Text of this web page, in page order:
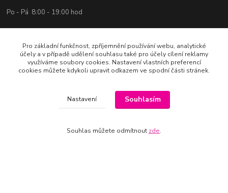
Po - Pá 8:00 - 19:00 hod
Provozovatel
Pro základní funkčnost, zpříjemnění používání webu, analytické
účely a v případě udělení souhlasu také pro účely cílení reklamy
využíváme soubory cookies. Nastavení vlastních preferencí
cookies můžete kdykoli upravit odkazem ve spodní části stránek.
Nastavení Souhlasím
Souhlas můžete odmítnout zde.